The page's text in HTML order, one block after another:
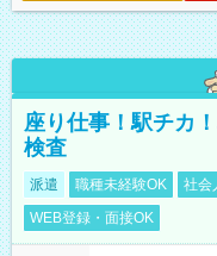
座り仕事！駅チカ
検査
派遣 職種未経験OK 社会
WEB登録・面接OK